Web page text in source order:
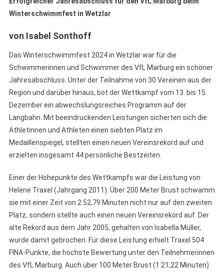
Winterschwimmfest in Wetzlar
von Isabel Sonthoff
Das Winterschwimmfest 2024 in Wetzlar war für die
Schwimmerinnen und Schwimmer des VfL Marburg ein schöner
Jahresabschluss. Unter der Teilnahme von 30 Vereinen aus der
Region und darüber hinaus, bot der Wettkampf vom 13. bis 15.
Dezember ein abwechslungsreiches Programm auf der
Langbahn. Mit beeindruckenden Leistungen sicherten sich die
Athletinnen und Athleten einen siebten Platz im
Medaillenspiegel, stellten einen neuen Vereinsrekord auf und
erzielten insgesamt 44 persönliche Bestzeiten.
Einer der Höhepunkte des Wettkampfs war die Leistung von
Helene Traxel (Jahrgang 2011). Über 200 Meter Brust schwamm
sie mit einer Zeit von 2:52,79 Minuten nicht nur auf den zweiten
Platz, sondern stellte auch einen neuen Vereinsrekord auf. Der
alte Rekord aus dem Jahr 2005, gehalten von Isabella Müller,
wurde damit gebrochen. Für diese Leistung erhielt Traxel 504
FINA-Punkte, die höchste Bewertung unter den Teilnehmerinnen
des VfL Marburg. Auch über 100 Meter Brust (1:21,22 Minuten)